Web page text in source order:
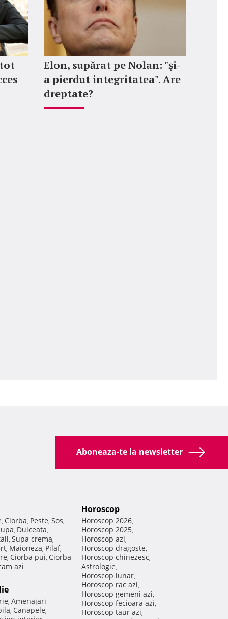
Elon, supărat pe Nolan: "şi-
a pierdut integritatea". Are
dreptate?
Aboneaza-te la newsletter
, Ciorba, Peste, Sos,
, Dulceata,
, Supa crema,
, Maioneza, Pilaf,
, Ciorba pui, Ciorba
azi
, Amenajari
, Canapele,
Horoscop
Horoscop 2026,
Horoscop 2025,
Horoscop azi,
Horoscop dragoste,
Horoscop chinezesc,
Astrologie,
Horoscop lunar,
Horoscop rac azi,
Horoscop gemeni azi,
Horoscop fecioara azi,
Horoscop taur azi,